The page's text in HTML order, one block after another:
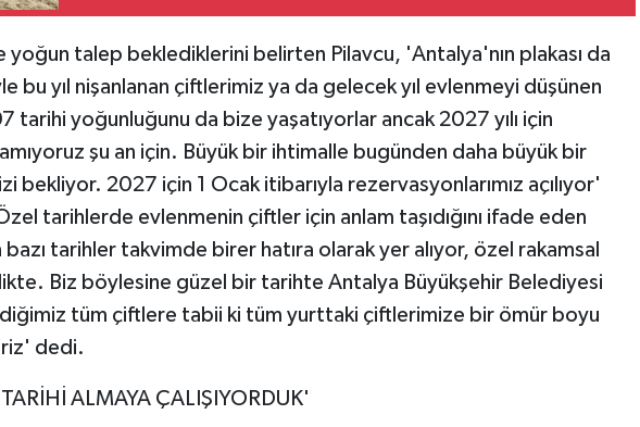
yoğun talep beklediklerini belirten Pilavcu, 'Antalya'nın plakası da
bu yıl nişanlanan çiftlerimiz ya da gelecek yıl evlenmeyi düşünen
tarihi yoğunluğunu da bize yaşatıyorlar ancak 2027 yılı için
şu an için. Büyük bir ihtimalle bugünden daha büyük bir
bekliyor. 2027 için 1 Ocak itibarıyla rezervasyonlarımız açılıyor'
tarihlerde evlenmenin çiftler için anlam taşıdığını ifade eden
bazı tarihler takvimde birer hatıra olarak yer alıyor, özel rakamsal
Biz böylesine güzel bir tarihte Antalya Büyükşehir Belediyesi
tüm çiftlere tabii ki tüm yurttaki çiftlerimize bir ömür boyu
dedi.
ALMAYA ÇALIŞIYORDUK'